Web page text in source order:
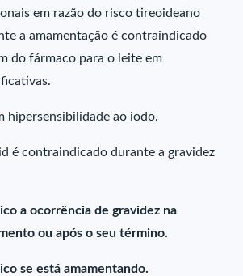
em razão do risco tireoideano
a amamentação é contraindicado
do fármaco para o leite em
hipersensibilidade ao iodo.
é contraindicado durante a gravidez
a ocorrência de gravidez na
ou após o seu término.
se está amamentando.